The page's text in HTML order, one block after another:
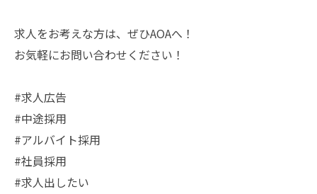
求人をお考えな方は、ぜひAOAへ！
お気軽にお問い合わせください！
#求人広告
#中途採用
#アルバイト採用
#社員採用
#求人出したい